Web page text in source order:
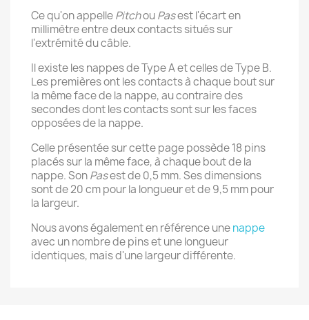
Ce qu'on appellePitchouPasest l'écart en
millimètre entre deux contacts situés sur
l'extrémité du câble.
Il existe les nappes de Type A et celles de Type B.
Les premières ont les contacts à chaque bout sur
la même face de la nappe, au contraire des
secondes dont les contacts sont sur les faces
opposées de la nappe.
Celle présentée sur cette page possède 18 pins
placés sur la même face, à chaque bout de la
nappe. SonPasest de 0,5 mm. Ses dimensions
sont de 20 cm pour la longueur et de 9,5 mm pour
la largeur.
Nous avons également en référence unenappe
avec un nombre de pins et une longueur
identiques, mais d'une largeur différente.